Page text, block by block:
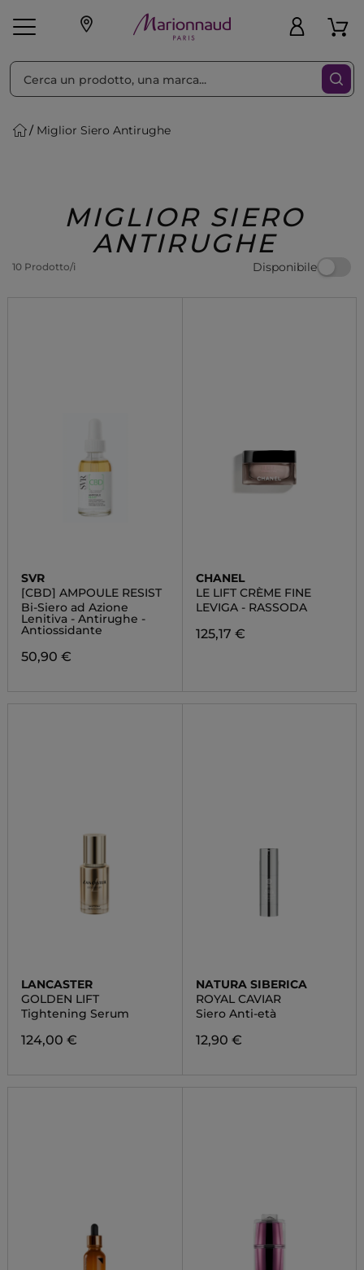
Make-up Profumi
Regalo
Miglior Siero Antirughe
MIGLIOR SIERO
ANTIRUGHE
10 Prodotto/i Disponibile
Ordina per Filtra
SVR
[CBD] AMPOULE RESIST
Bi-Siero ad Azione
Lenitiva - Antirughe -
Antiossidante
50,90 €
CHANEL
LE LIFT CRÈME FINE
LEVIGA - RASSODA
125,17 €
LANCASTER
GOLDEN LIFT
Tightening Serum
124,00 €
NATURA SIBERICA
ROYAL CAVIAR
Siero Anti-età
12,90 €